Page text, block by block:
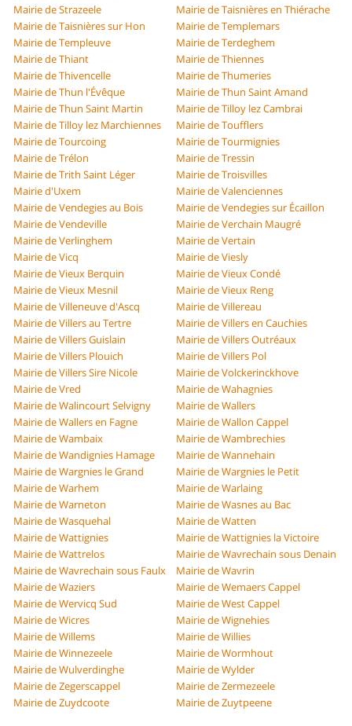
Mairie de Strazeele
Mairie de Taisnières en Thiérache
Mairie de Taisnières sur Hon
Mairie de Templemars
Mairie de Templeuve
Mairie de Terdeghem
Mairie de Thiant
Mairie de Thiennes
Mairie de Thivencelle
Mairie de Thumeries
Mairie de Thun l'Évêque
Mairie de Thun Saint Amand
Mairie de Thun Saint Martin
Mairie de Tilloy lez Cambrai
Mairie de Tilloy lez Marchiennes
Mairie de Toufflers
Mairie de Tourcoing
Mairie de Tourmignies
Mairie de Trélon
Mairie de Tressin
Mairie de Trith Saint Léger
Mairie de Troisvilles
Mairie d'Uxem
Mairie de Valenciennes
Mairie de Vendegies au Bois
Mairie de Vendegies sur Écaillon
Mairie de Vendeville
Mairie de Verchain Maugré
Mairie de Verlinghem
Mairie de Vertain
Mairie de Vicq
Mairie de Viesly
Mairie de Vieux Berquin
Mairie de Vieux Condé
Mairie de Vieux Mesnil
Mairie de Vieux Reng
Mairie de Villeneuve d'Ascq
Mairie de Villereau
Mairie de Villers au Tertre
Mairie de Villers en Cauchies
Mairie de Villers Guislain
Mairie de Villers Outréaux
Mairie de Villers Plouich
Mairie de Villers Pol
Mairie de Villers Sire Nicole
Mairie de Volckerinckhove
Mairie de Vred
Mairie de Wahagnies
Mairie de Walincourt Selvigny
Mairie de Wallers
Mairie de Wallers en Fagne
Mairie de Wallon Cappel
Mairie de Wambaix
Mairie de Wambrechies
Mairie de Wandignies Hamage
Mairie de Wannehain
Mairie de Wargnies le Grand
Mairie de Wargnies le Petit
Mairie de Warhem
Mairie de Warlaing
Mairie de Warneton
Mairie de Wasnes au Bac
Mairie de Wasquehal
Mairie de Watten
Mairie de Wattignies
Mairie de Wattignies la Victoire
Mairie de Wattrelos
Mairie de Wavrechain sous Denain
Mairie de Wavrechain sous Faulx
Mairie de Wavrin
Mairie de Waziers
Mairie de Wemaers Cappel
Mairie de Wervicq Sud
Mairie de West Cappel
Mairie de Wicres
Mairie de Wignehies
Mairie de Willems
Mairie de Willies
Mairie de Winnezeele
Mairie de Wormhout
Mairie de Wulverdinghe
Mairie de Wylder
Mairie de Zegerscappel
Mairie de Zermezeele
Mairie de Zuydcoote
Mairie de Zuytpeene